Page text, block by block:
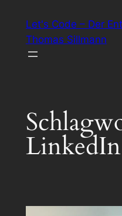
Inhalt
springen
Let's Code – Der
Thomas Sillmann